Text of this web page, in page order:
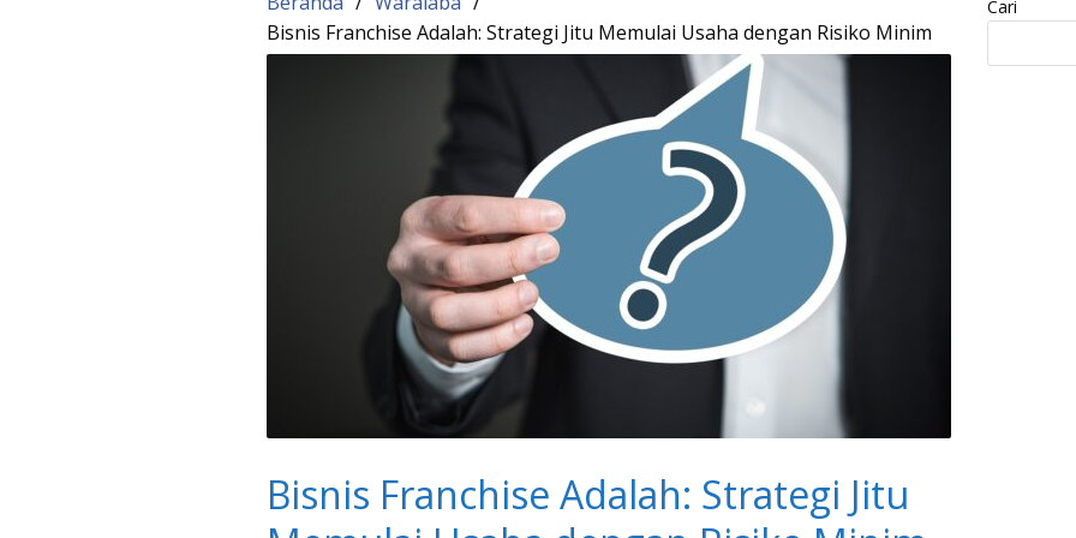
Bisnis Franchise Adalah: Strategi Jitu Memulai Usaha dengan Risiko Minim
Bisnis Franchise Adalah: Strategi Jitu
Cari